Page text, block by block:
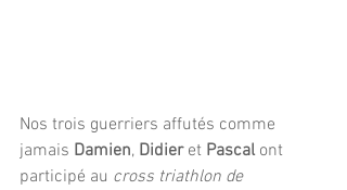
Nos trois guerriers affutés comme
jamais Damien, Didier et Pascal ont
participé au cross triathlon de